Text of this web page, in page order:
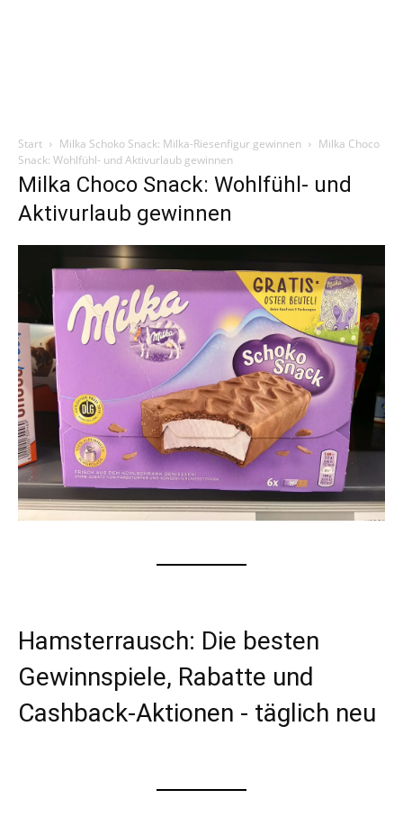
Start Milka Schoko Snack: Milka-Riesenfigur gewinnen
Milka Choco
Snack: Wohlfühl- und Aktivurlaub gewinnen
Milka Choco Snack: Wohlfühl- und
Aktivurlaub gewinnen
Hamsterrausch: Die besten
Gewinnspiele, Rabatte und
Cashback-Aktionen - täglich neu